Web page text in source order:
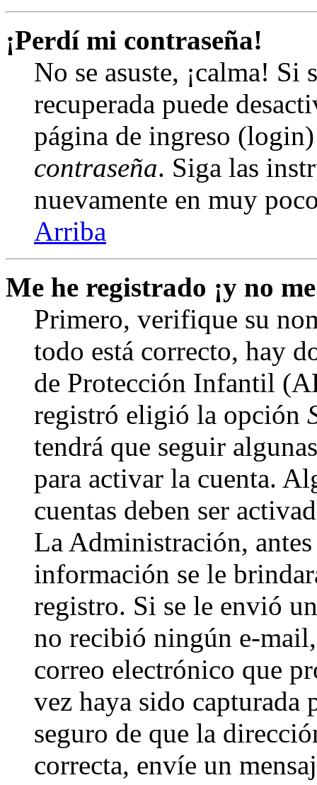
¡Perdí mi contraseña!
No se asuste, ¡calma! Si
recuperada puede
página de ingreso
contraseña. Siga las
nuevamente en muy
Arriba
Me he registrado ¡y no
Primero, verifique su
todo está correcto, hay
de Protección Infantil
registró eligió la opción
tendrá que seguir
para activar la cuenta.
cuentas deben ser
La Administración,
información se le
registro. Si se le envió
no recibió ningún e-
correo electrónico que
vez haya sido
seguro de que la
correcta, envíe un